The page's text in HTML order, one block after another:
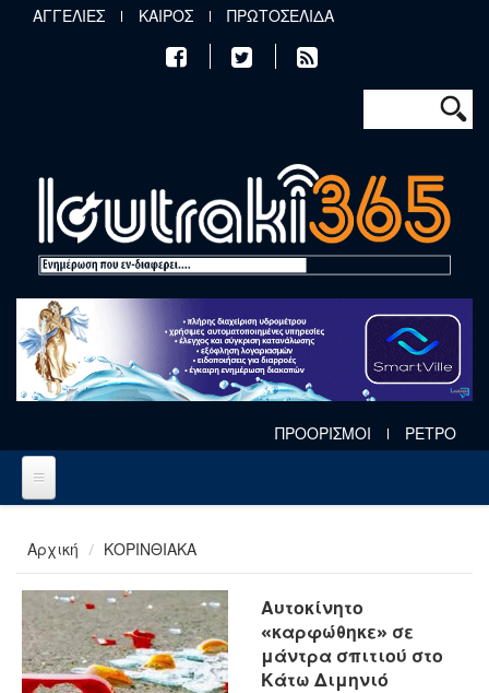
Παράκαμψη προς το κυρίως περιεχόμενο
ΑΓΓΕΛΙΕΣ ΚΑΙΡΟΣ ΠΡΩΤΟΣΕΛΙΔΑ
Φόρμα
Αναζήτηση
ΠΡΟΟΡΙΣΜΟΙ ΡΕΤΡΟ
Αρχική ΚΟΡΙΝΘΙΑΚΑ
Αυτοκίνητο
«καρφώθηκε» σε
μάντρα σπιτιού στο
Κάτω Διμηνιό